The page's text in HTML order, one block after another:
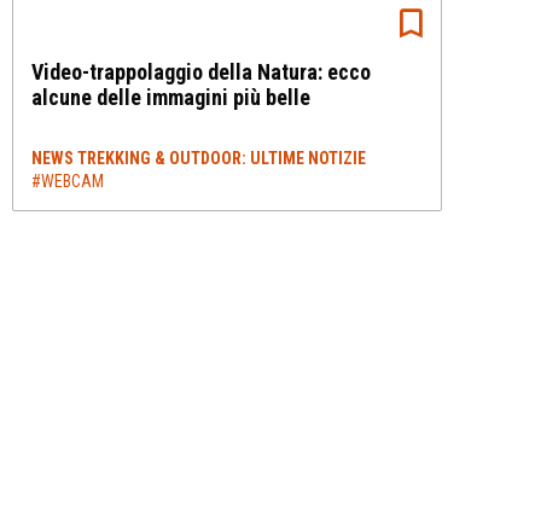
Video-trappolaggio della Natura: ecco
alcune delle immagini più belle
NEWS TREKKING & OUTDOOR: ULTIME NOTIZIE
#WEBCAM